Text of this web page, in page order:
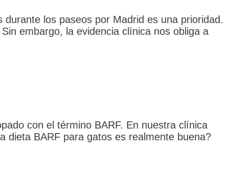
los paseos por Madrid es una prioridad.
embargo, la evidencia clínica nos obliga a
con el término BARF. En nuestra clínica
dieta BARF para gatos es realmente buena?